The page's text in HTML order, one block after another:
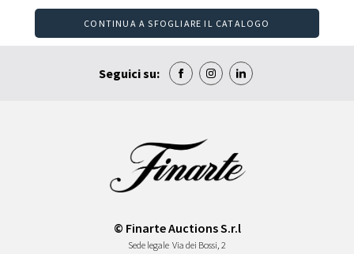
CONTINUA A SFOGLIARE IL CATALOGO
Seguici su:
© Finarte Auctions S.r.l
Sede legale Via dei Bossi, 2